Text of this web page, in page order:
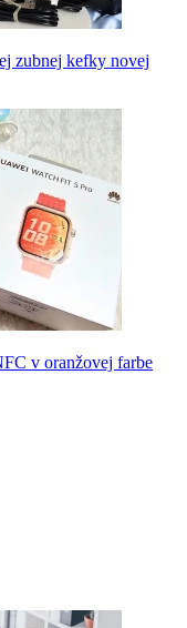
zubnej kefky novej
v oranžovej farbe